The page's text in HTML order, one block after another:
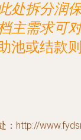
处拆分润
主需求可
池或结款
：http://